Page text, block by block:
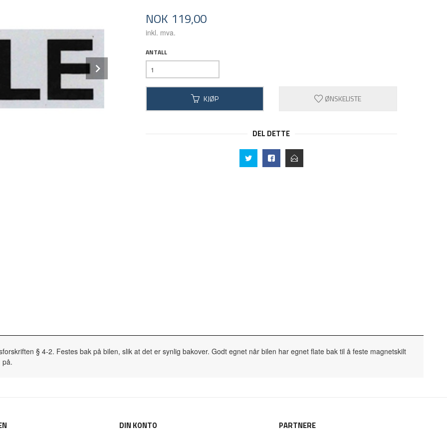
Pris
NOK 119,00
inkl. mva.
ANTALL
KJØP ØNSKELISTE
DEL DETTE
§ 4-2. Festes bak på bilen, slik at det er synlig bakover. Godt egnet når bilen har egnet flate bak til å feste magnetskilt
på.
DIN KONTO PARTNERE